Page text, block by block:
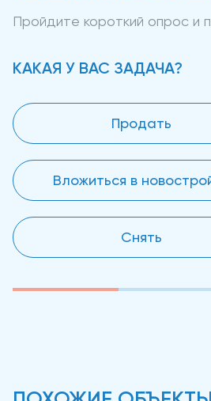
Пройдите короткий опрос и
КАКАЯ У ВАС ЗАДАЧА?
Продать
Вложиться в
Снять